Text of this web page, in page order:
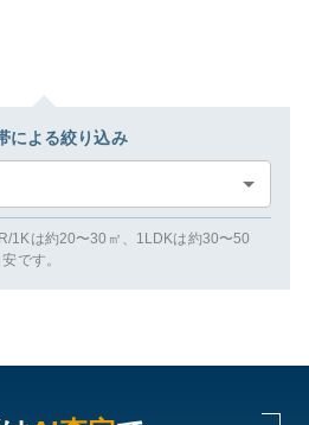
による絞り込み
1Kは約20〜30㎡、1LDKは約30〜50
です。